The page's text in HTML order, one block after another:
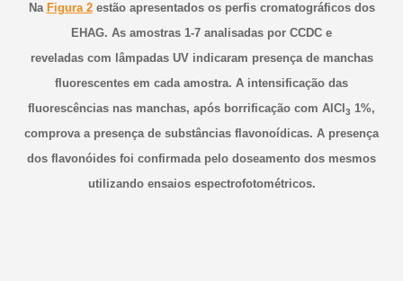
Na Figura 2estão apresentados os perfis cromatográficos dos
EHAG. As amostras 1-7 analisadas por CCDC e
reveladas com lâmpadas UV indicaram presença de manchas
fluorescentes em cada amostra. A intensificação das
fluorescências nas manchas, após borrificação com AlCl 3 1%,
comprova a presença de substâncias flavonoídicas. A presença
dos flavonóides foi confirmada pelo doseamento dos mesmos
utilizando ensaios espectrofotométricos.